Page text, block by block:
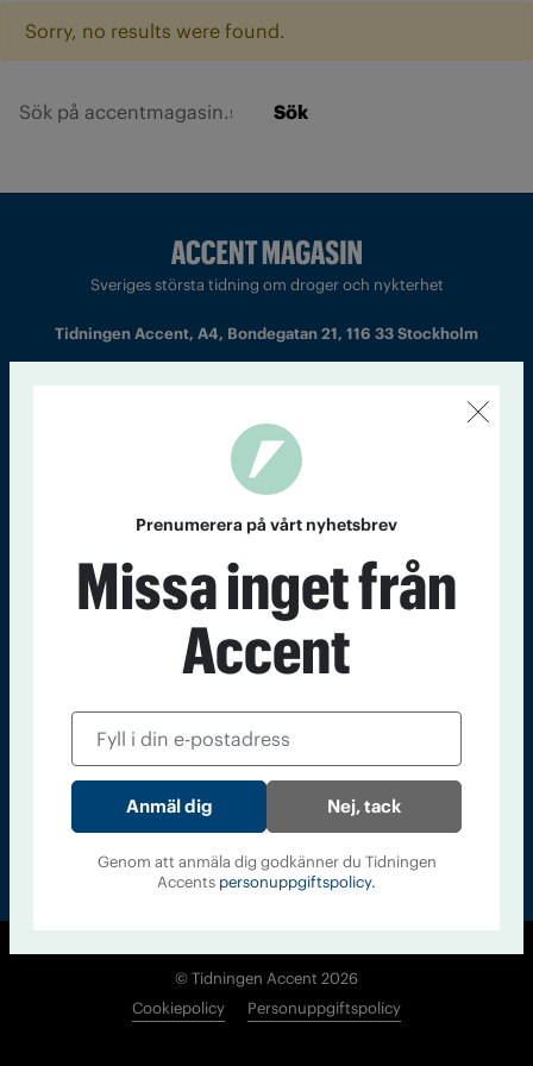
Sorry, no results were found.
Sök
Sveriges största tidning om droger och nykterhet
Tidningen Accent, A4, Bondegatan 21, 116 33 Stockholm
Chefredaktör och ansvarig utgivare: Barbro Janson Lundkvist,
barbro@a4.se.
Läs tidigare
nummer av
© Tidningen Accent 2026
Cookiepolicy
Personuppgiftspolicy
Prenumerera på vårt nyhetsbrev
Missa inget från
Accent
Nej, tack
Genom att anmäla dig godkänner du Tidningen
Accents personuppgiftspolicy.